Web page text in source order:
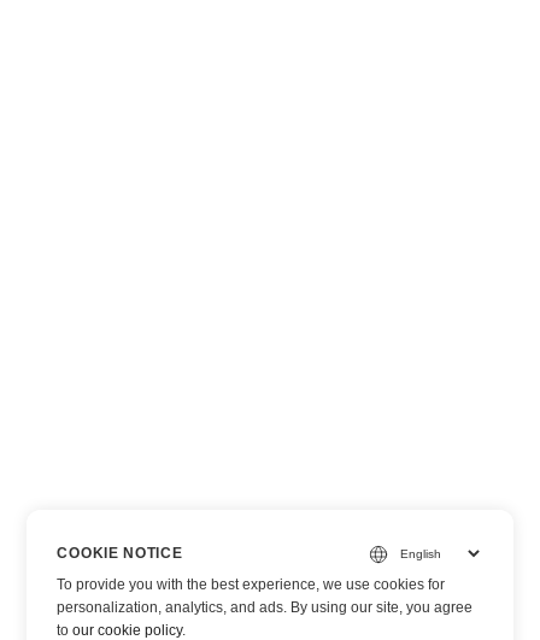
COOKIE NOTICE
To provide you with the best experience, we use cookies for
personalization, analytics, and ads. By using our site, you agree
toour cookie policy.